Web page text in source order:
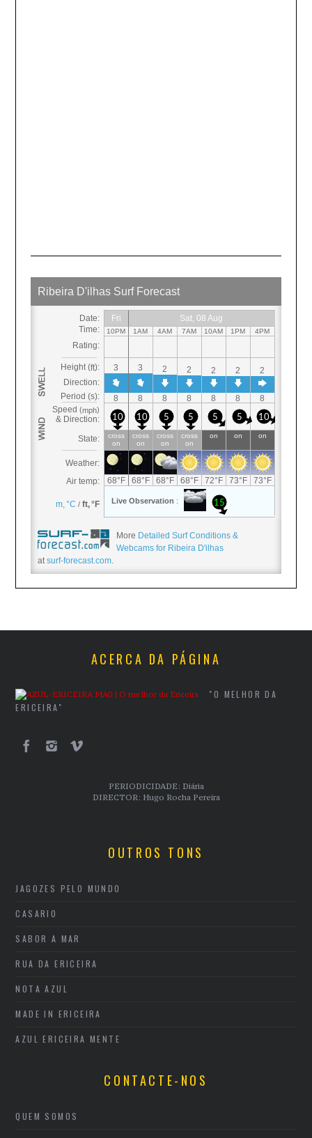
More Detailed Surf Conditions &
Webcams for Ribeira D'ilhas
atsurf-forecast.com.
ACERCA DA PÁGINA
"O MELHOR DA
ERICEIRA"
PERIODICIDADE: Diária
DIRECTOR: Hugo Rocha Pereira
OUTROS TONS
JAGOZES PELO MUNDO
CASARIO
SABOR A MAR
RUA DA ERICEIRA
NOTA AZUL
MADE IN ERICEIRA
AZUL ERICEIRA MENTE
CONTACTE-NOS
QUEM SOMOS